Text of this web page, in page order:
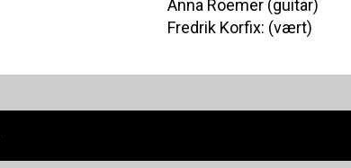
Anna Roemer (guitar)
Fredrik Korfix: (vært)